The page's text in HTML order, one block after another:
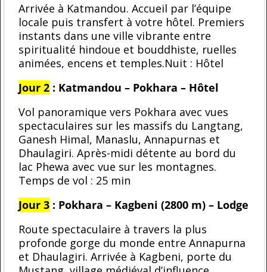
Arrivée à Katmandou. Accueil par l’équipe
locale puis transfert à votre hôtel. Premiers
instants dans une ville vibrante entre
spiritualité hindoue et bouddhiste, ruelles
animées, encens et temples.Nuit : Hôtel
Jour 2: Katmandou – Pokhara – Hôtel
Vol panoramique vers Pokhara avec vues
spectaculaires sur les massifs du Langtang,
Ganesh Himal, Manaslu, Annapurnas et
Dhaulagiri. Après-midi détente au bord du
lac Phewa avec vue sur les montagnes.
Temps de vol : 25 min
Jour 3: Pokhara – Kagbeni (2800 m) – Lodge
Route spectaculaire à travers la plus
profonde gorge du monde entre Annapurna
et Dhaulagiri. Arrivée à Kagbeni, porte du